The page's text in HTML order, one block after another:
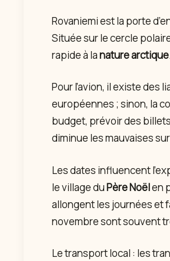
Rovaniemi est la porte
Située sur le cercle
rapide à lanature arctique.
Pour l’avion, il existe
européennes ; sinon, la
budget, prévoir des
diminue les mauvaises
Les dates influencent
le village duPère Noëlen
allongent les journées et
novembre sont souvent
Le transport local : les